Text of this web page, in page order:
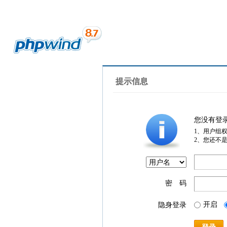
提示信息
您没有登
1、用户组
2、您还不
密 码
隐身登录 开启